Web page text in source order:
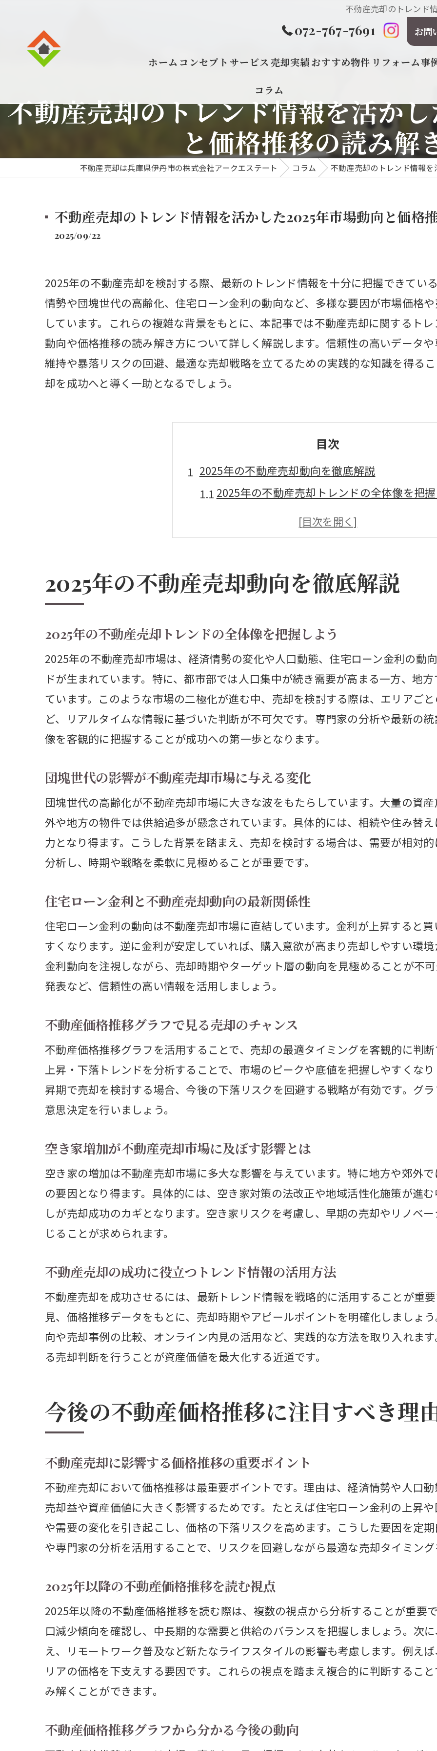
不動産売却のトレンド
072-767-7691 お問
ホーム コンセプト サービス 売却実績おすすめ物件 リフォーム事
コラム
不動産売却のトレンド情報を活か
と価格推移の読み解
不動産売却は兵庫県伊丹市の株式会社アークエステート コラム 不動産売却のトレンド情報
不動産売却のトレンド情報を活かした2025年市場動向と価格
2025/09/22
2025年の不動産売却を検討する際、最新のトレンド情報を十分に把握できてい
情勢や団塊世代の高齢化、住宅ローン金利の動向など、多様な要因が市場価格
しています。これらの複雑な背景をもとに、本記事では不動産売却に関するト
動向や価格推移の読み解き方について詳しく解説します。信頼性の高いデータ
維持や暴落リスクの回避、最適な売却戦略を立てるための実践的な知識を得る
却を成功へと導く一助となるでしょう。
目次
2025年の不動産売却動向を徹底解説
2025年の不動産売却トレンドの全体像を把
団塊世代の影響が不動産売却市場に与える変化
住宅ローン金利と不動産売却動向の最新関係
空き家増加が不動産売却市場に及ぼす影響とは
今後の不動産価格推移に注目すべき理由
2025年以降の不動産価格推移を読む視点
不動産価格推移グラフから分かる今後の動向
今後の不動産価格下落リスクを見極める方法
不動産バブルの終焉と価格推移への注意点
不動産売却で避けたい落とし穴とは
不動産売却でやりがちなNG行為とその回避策
売却時に注意すべき価格推移の落とし穴を解
市場動向を見誤ると不動産売却で損をする理
トレンド情報を活かした落とし穴の避け方
専門家が語る不動産売却の落とし穴対策
価格暴落リスクから資産を守る方法
不動産売却で価格暴落リスクを回避するコツ
不動産価格が下がる前に資産を守る戦略
不動産価格推移50年のデータで学ぶリスク回
トレンド情報を活用した資産防衛術を解説
不動産売却で損をしないための実践的対策
バブル終焉を見据えた売却戦略の考え方
不動産価格推移グラフで考える売却判断ポイ
市場ピーク時の売却タイミングをどう見極め
バブル崩壊前に売却すべき理由と注意点
将来を見据えた不動産売却戦略の実践法
長期データから見る不動産売却の成功パターン
不動産価格推移グラフで分かる将来の課題
資産価値を維持するためのデータ活用術
不動産売却で最適なタイミングを選ぶ判断材料
2025年の市場動向を踏まえた売却タイミング
不動産価格推移グラフで考える売り時のコツ
金利や政策動向を活かしたタイミング戦略
将来を見据えた不動産売却のポイント
最新トレンドを活用した不動産売却成功術
不動産価格推移を活かす売却戦略の作り方
データ分析で導く不動産売却の成功ポイント
市場動向を見極めた売却実践テクニック
不動産売却で失敗しない知識と実例集
今後のトレンドを取り入れた売却のコツ
2025年の不動産売却動向を徹底解説
2025年の不動産売却トレンドの全体像を把握しよう
2025年の不動産売却市場は、経済情勢の変化や人口動態、住宅ローン金利の動
ドが生まれています。特に、都市部では人口集中が続き需要が高まる一方、地
ています。このような市場の二極化が進む中、売却を検討する際は、エリアご
ど、リアルタイムな情報に基づいた判断が不可欠です。専門家の分析や最新の
像を客観的に把握することが成功への第一歩となります。
団塊世代の影響が不動産売却市場に与える変化
団塊世代の高齢化が不動産売却市場に大きな波をもたらしています。大量の資
外や地方の物件では供給過多が懸念されています。具体的には、相続や住み替
力となり得ます。こうした背景を踏まえ、売却を検討する場合は、需要が相対
分析し、時期や戦略を柔軟に見極めることが重要です。
住宅ローン金利と不動産売却動向の最新関係性
住宅ローン金利の動向は不動産売却市場に直結しています。金利が上昇すると
すくなります。逆に金利が安定していれば、購入意欲が高まり売却しやすい環境
金利動向を注視しながら、売却時期やターゲット層の動向を見極めることが不
発表など、信頼性の高い情報を活用しましょう。
不動産価格推移グラフで見る売却のチャンス
不動産価格推移グラフを活用することで、売却の最適タイミングを客観的に判
上昇・下落トレンドを分析することで、市場のピークや底値を把握しやすくな
昇期で売却を検討する場合、今後の下落リスクを回避する戦略が有効です。グ
意思決定を行いましょう。
空き家増加が不動産売却市場に及ぼす影響とは
空き家の増加は不動産売却市場に多大な影響を与えています。特に地方や郊外
の要因となり得ます。具体的には、空き家対策の法改正や地域活性化施策が進
しが売却成功のカギとなります。空き家リスクを考慮し、早期の売却やリノベ
じることが求められます。
不動産売却の成功に役立つトレンド情報の活用方法
不動産売却を成功させるには、最新トレンド情報を戦略的に活用することが重
見、価格推移データをもとに、売却時期やアピールポイントを明確化しましょ
向や売却事例の比較、オンライン内見の活用など、実践的な方法を取り入れま
る売却判断を行うことが資産価値を最大化する近道です。
今後の不動産価格推移に注目すべき理
不動産売却に影響する価格推移の重要ポイント
不動産売却において価格推移は最重要ポイントです。理由は、経済情勢や人口動
売却益や資産価値に大きく影響するためです。たとえば住宅ローン金利の上昇
や需要の変化を引き起こし、価格の下落リスクを高めます。こうした要因を定
や専門家の分析を活用することで、リスクを回避しながら最適な売却タイミング
2025年以降の不動産価格推移を読む視点
2025年以降の不動産価格推移を読む際は、複数の視点から分析することが重要
口減少傾向を確認し、中長期的な需要と供給のバランスを把握しましょう。次
え、リモートワーク普及など新たなライフスタイルの影響も考慮します。例え
リアの価格を下支えする要因です。これらの視点を踏まえ複合的に判断するこ
み解くことができます。
不動産価格推移グラフから分かる今後の動向